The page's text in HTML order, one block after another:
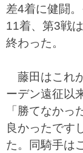
差4着に健闘
11着、第3戦
終わった。
藤田はこれ
ーデン遠征以
「勝てなか
良かったです
た。同騎手は